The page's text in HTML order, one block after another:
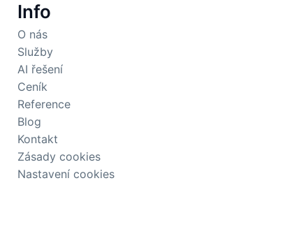
Info
O nás
Služby
AI řešení
Ceník
Reference
Blog
Kontakt
Zásady cookies
Nastavení cookies